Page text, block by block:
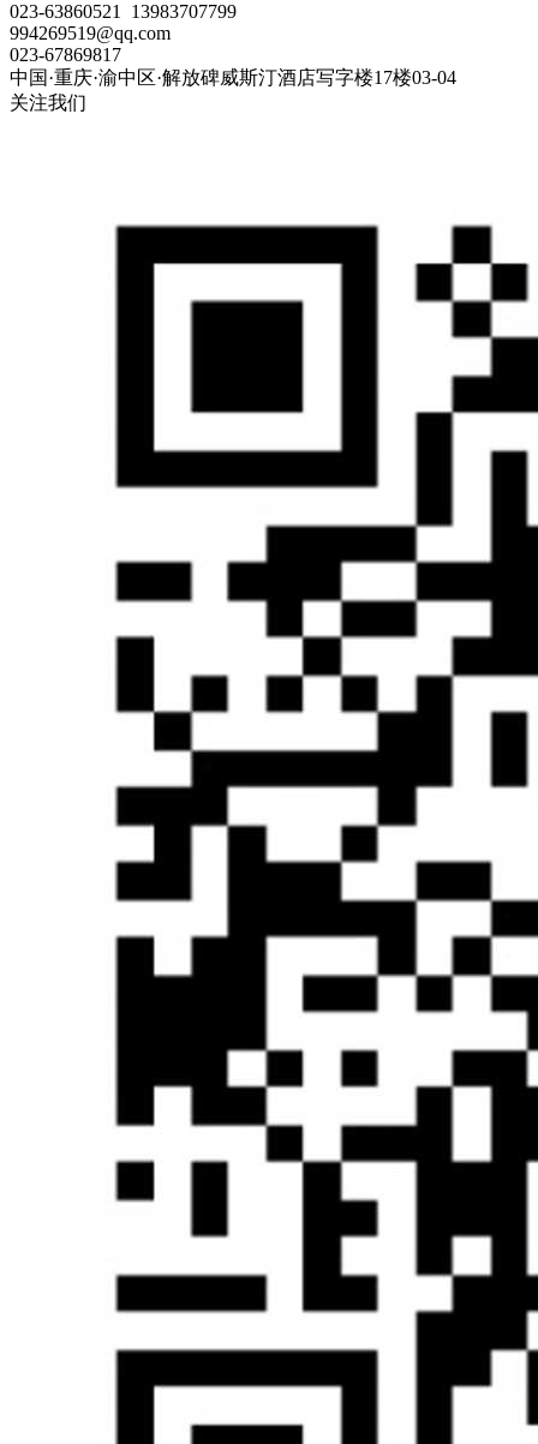
023-63860521 13983707799
994269519@qq.com
023-67869817
中国·重庆·渝中区·解放碑威斯汀酒店写字楼17楼03-04
关注我们